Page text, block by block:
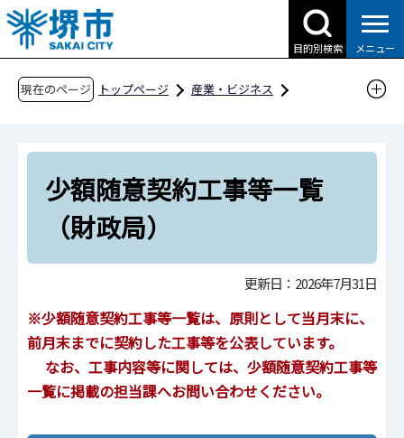
こ
の
ペ
目的別検索 メニュー
現在のページ トップページ
産業・ビジネス
随意契約
少額随意契約工事等一覧
少額随意契約工事等一覧（財政局）
少額随意契約工事等一覧
（財政局）
更新日：2026年7月31日
※少額随意契約工事等一覧は、原則として当月末に、
前月末までに契約した工事等を公表しています。
なお、工事内容等に関しては、少額随意契約工事等
一覧に掲載の担当課へお問い合わせください。